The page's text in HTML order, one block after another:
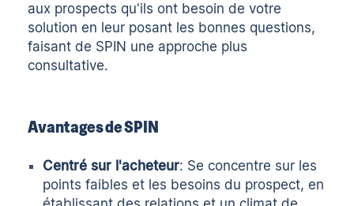
aux prospects qu'ils ont besoin de votre
solution en leur posant les bonnes questions,
faisant de SPIN une approche plus
consultative.
Avantages de SPIN
Centré sur l'acheteur: Se concentre sur les
points faibles et les besoins du prospect, en